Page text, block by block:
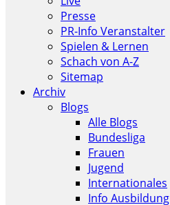
Presse
PR-Info Veranstalter
Spielen & Lernen
Schach von A-Z
Sitemap
Archiv
Blogs
Alle Blogs
Bundesliga
Frauen
Jugend
Internationales
Info Ausbildung